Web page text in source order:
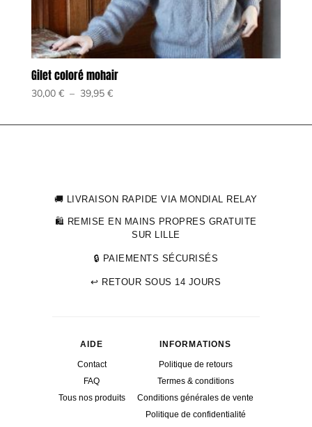
Gilet coloré mohair
30,00 € – 39,95 €Plage
prix :
🚚 LIVRAISON RAPIDE VIA MONDIAL RELAY
🛍 REMISE EN MAINS PROPRES GRATUITE
SUR LILLE
🔒 PAIEMENTS SÉCURISÉS
↩ RETOUR SOUS 14 JOURS
AIDE
Contact
FAQ
Tous nos produits
INFORMATIONS
Politique de retours
Termes & conditions
Conditions générales de vente
Politique de confidentialité